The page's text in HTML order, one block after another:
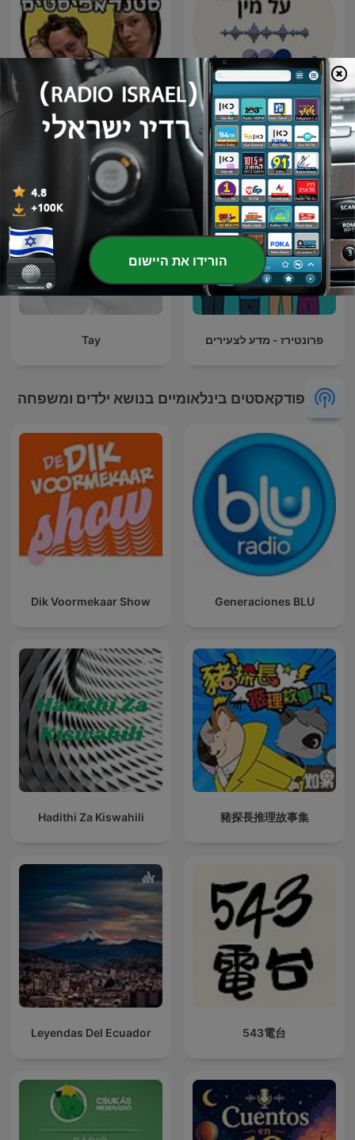
מידע אמין על מין – פודקאסט
להורים על חינוך מיני
כשאמא ואבא סטנדאפיסטים
פרונטירז - מדע לצעירים Tay
פודקאסטים בינלאומיים בנושא ילדים ומשפחה
Generaciones BLU
Dik Voormekaar Show
豬探長推理故事集
Hadithi Za Kiswahili
543電台
Leyendas Del Ecuador
הורידו את היישום